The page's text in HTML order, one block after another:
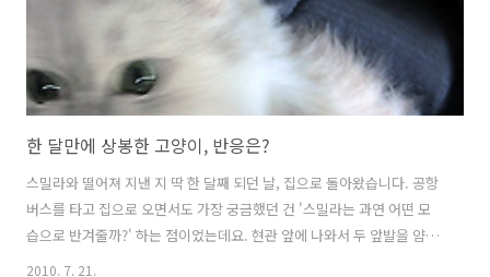
한 달만에 상봉한 고양이, 반응은?
스밀라와 떨어져 지낸 지 딱 한 달째 되던 날, 집으로 돌아왔습니다. 공항
버스를 타고 집으로 오면서도 가장 궁금했던 건 '스밀라는 과연 어떤 모
습으로 반겨줄까?' 하는 점이었는데요. 현관 앞에 나와서 두 앞발을 얌전
히 모으고 올려다볼까, 아니면 제 다리에 머리를 쿵 부딪치면서 꼬리를
2010. 7. 21.